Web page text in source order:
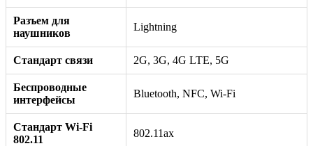
Разъем для
наушников
Lightning
Стандарт связи 2G, 3G, 4G LTE, 5G
Беспроводные
интерфейсы
Bluetooth, NFC, Wi-Fi
Стандарт Wi-Fi
802.11
802.11ax